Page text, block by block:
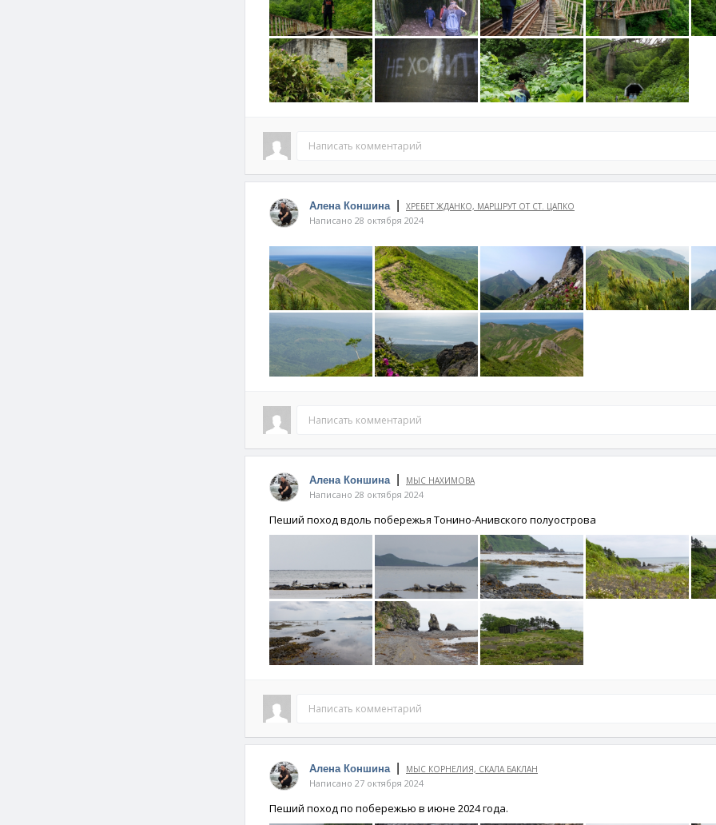
Написать комментарий
Алена Коншина ХРЕБЕТ ЖДАНКО, МАРШРУТ ОТ СТ. ЦАПКО
Написано 28 октября 2024
Написать комментарий
Алена Коншина МЫС НАХИМОВА
Написано 28 октября 2024
Пеший поход вдоль побережья Тонино-Анивского полуострова
Написать комментарий
Алена Коншина МЫС КОРНЕЛИЯ, СКАЛА БАКЛАН
Написано 27 октября 2024
Пеший поход по побережью в июне 2024 года.